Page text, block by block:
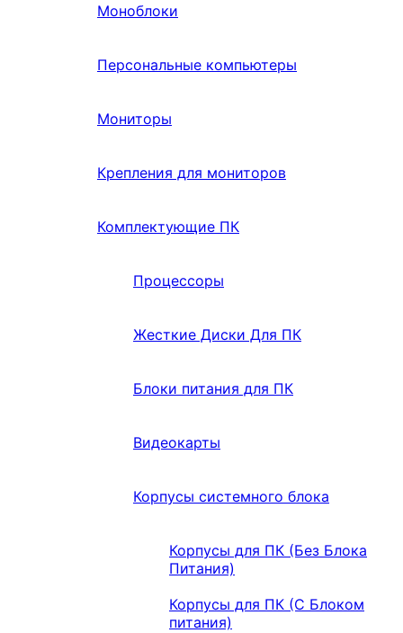
Моноблоки
Персональные компьютеры
Мониторы
Крепления для мониторов
Комплектующие ПК
Процессоры
Жесткие Диски Для ПК
Блоки питания для ПК
Видеокарты
Корпусы системного блока
Корпусы для ПК (Без Блока
Питания)
Корпусы для ПК (С Блоком
питания)